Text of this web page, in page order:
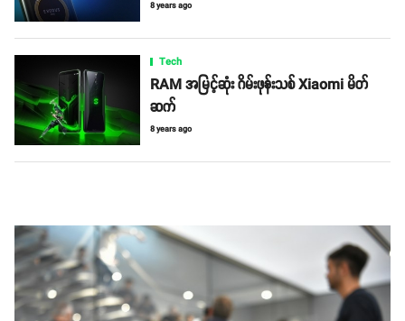
8 years ago
Tech
RAM အမြင့်ဆုံး ဂိမ်းဖုန်းသစ် Xiaomi မိတ်
ဆက်
8 years ago